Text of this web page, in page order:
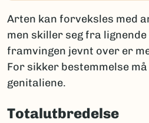
Arten kan forveksles med
men skiller seg fra
framvingen jevnt over er
For sikker bestemmelse
genitaliene.
Totalutbredelse